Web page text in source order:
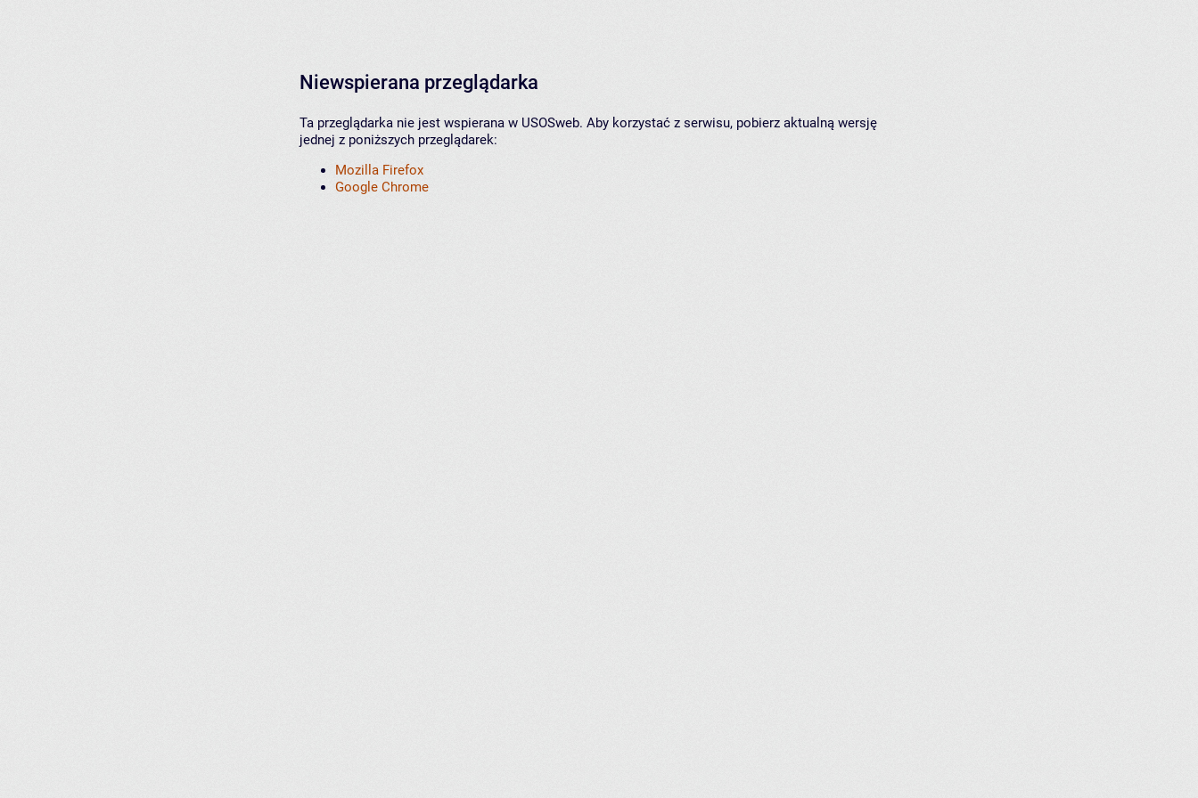
Niewspierana przeglądarka
Ta przeglądarka nie jest wspierana w USOSweb. Aby korzystać z serwisu, pobierz aktualną wersję
jednej z poniższych przeglądarek:
Mozilla Firefox
Google Chrome